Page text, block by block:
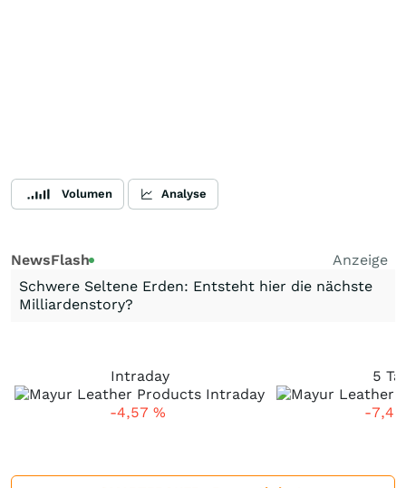
Volumen Analyse
NewsFlash
Anzeige
Schwere Seltene Erden: Entsteht hier die nächste
Milliardenstory?
Intraday
-4,57 %
5
-